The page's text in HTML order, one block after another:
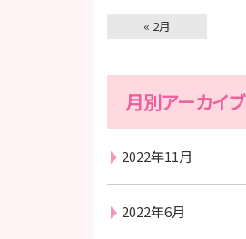
« 2月
月別アーカイブ
2022年11月
2022年6月